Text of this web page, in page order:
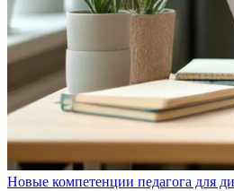
Новые компетенции педагога для